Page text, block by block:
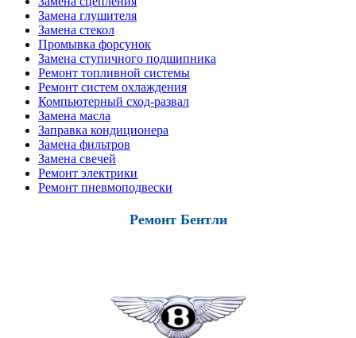
Замена глушителя
Замена стекол
Промывка форсунок
Замена ступичного подшипника
Ремонт топливной системы
Ремонт систем охлаждения
Компьютерный сход-развал
Замена масла
Заправка кондиционера
Замена фильтров
Замена свечей
Ремонт электрики
Ремонт пневмоподвески
Ремонт Бентли